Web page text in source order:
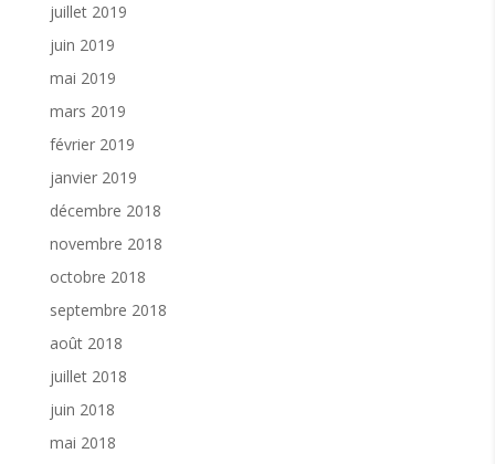
juillet 2019
juin 2019
mai 2019
mars 2019
février 2019
janvier 2019
décembre 2018
novembre 2018
octobre 2018
septembre 2018
août 2018
juillet 2018
juin 2018
mai 2018